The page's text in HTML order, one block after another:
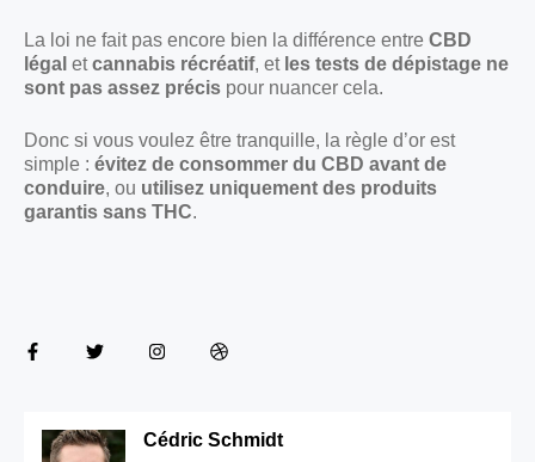
La loi ne fait pas encore bien la différence entre CBD
légal etcannabis récréatif, et les tests de dépistage ne
sont pas assez précis pour nuancer cela.
Donc si vous voulez être tranquille, la règle d’or est
simple : évitez de consommer du CBD avant de
conduire, ou utilisez uniquement des produits
garantis sans THC.
Cédric Schmidt